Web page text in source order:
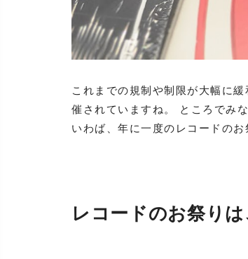
これまでの規制や制限が大幅に
催されていますね。 ところでみ
いわば、年に一度のレコードのお
レコードのお祭り